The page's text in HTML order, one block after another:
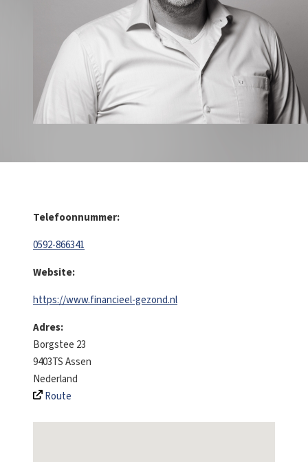
Telefoonnummer:
0592-866341
Website:
https://www.financieel-gezond.nl
Adres:
Borgstee 23
9403TS Assen
Nederland
Route